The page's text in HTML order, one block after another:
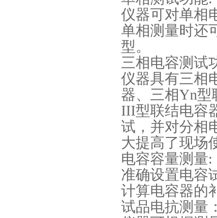
仪器可对单相
单相测量时还
型。
三相电容测试
仪器具有三相
器、三相Yn型
III型联结电容
试，并对分相
大提高了现场
电容容量测量:
准确设置电容
计算电容器的
试品电抗测量